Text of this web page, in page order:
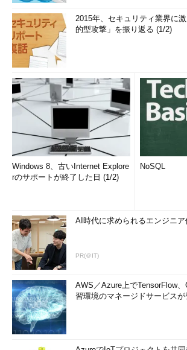
2015年、セキュリティ業界に
的型攻撃」を振り返る (1/2)
Windows 8、古いInternet Explore
rのサポートが終了した日 (1/2)
NoSQL
AI時代に求められるエンジニア
PR(＠IT)
AWS／Azure上でTensorFlow
習環境のマネージドサービスが